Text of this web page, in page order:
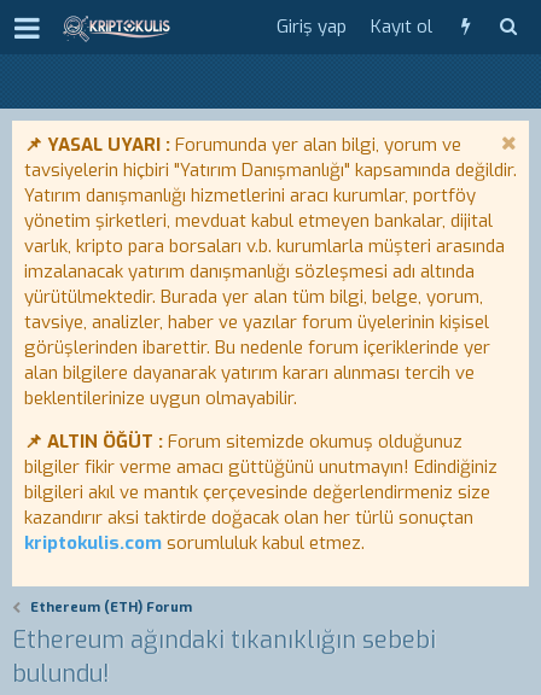
Giriş yap Kayıt ol
📌 YASAL UYARI : Forumunda yer alan bilgi, yorum ve
tavsiyelerin hiçbiri "Yatırım Danışmanlığı" kapsamında değildir.
Yatırım danışmanlığı hizmetlerini aracı kurumlar, portföy
yönetim şirketleri, mevduat kabul etmeyen bankalar, dijital
varlık, kripto para borsaları v.b. kurumlarla müşteri arasında
imzalanacak yatırım danışmanlığı sözleşmesi adı altında
yürütülmektedir. Burada yer alan tüm bilgi, belge, yorum,
tavsiye, analizler, haber ve yazılar forum üyelerinin kişisel
görüşlerinden ibarettir. Bu nedenle forum içeriklerinde yer
alan bilgilere dayanarak yatırım kararı alınması tercih ve
beklentilerinize uygun olmayabilir.
📌 ALTIN ÖĞÜT : Forum sitemizde okumuş olduğunuz
bilgiler fikir verme amacı güttüğünü unutmayın! Edindiğiniz
bilgileri akıl ve mantık çerçevesinde değerlendirmeniz size
kazandırır aksi taktirde doğacak olan her türlü sonuçtan
kriptokulis.com sorumluluk kabul etmez.
Ethereum (ETH) Forum
Ethereum ağındaki tıkanıklığın sebebi
bulundu!